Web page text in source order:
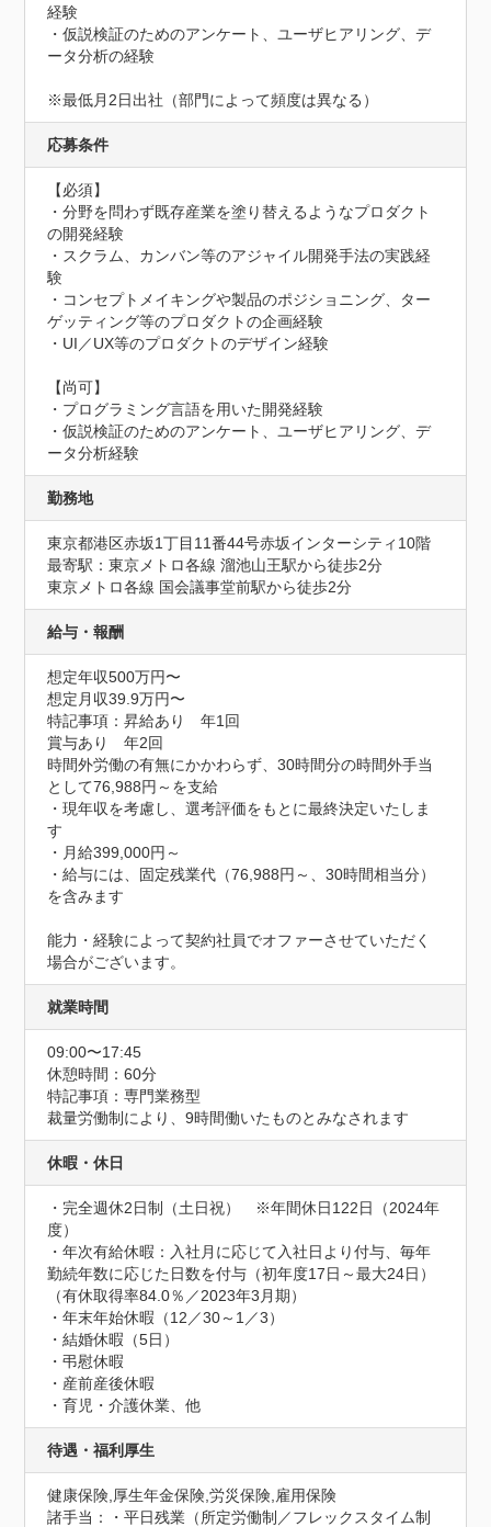
経験
・仮説検証のためのアンケート、ユーザヒアリング、デ
ータ分析の経験
※最低月2日出社（部門によって頻度は異なる）
応募条件
【必須】
・分野を問わず既存産業を塗り替えるようなプロダクト
の開発経験
・スクラム、カンバン等のアジャイル開発手法の実践経
験
・コンセプトメイキングや製品のポジショニング、ター
ゲッティング等のプロダクトの企画経験
・UI／UX等のプロダクトのデザイン経験
【尚可】
・プログラミング言語を用いた開発経験
・仮説検証のためのアンケート、ユーザヒアリング、デ
ータ分析経験
勤務地
東京都港区赤坂1丁目11番44号赤坂インターシティ10階
最寄駅：東京メトロ各線 溜池山王駅から徒歩2分
東京メトロ各線 国会議事堂前駅から徒歩2分
給与・報酬
想定年収500万円〜
想定月収39.9万円〜
特記事項：昇給あり　年1回
賞与あり　年2回
時間外労働の有無にかかわらず、30時間分の時間外手当
として76,988円～を支給
・現年収を考慮し、選考評価をもとに最終決定いたしま
す
・月給399,000円～
・給与には、固定残業代（76,988円～、30時間相当分）
を含みます
能力・経験によって契約社員でオファーさせていただく
場合がございます。
就業時間
09:00〜17:45
休憩時間：60分
特記事項：専門業務型
裁量労働制により、9時間働いたものとみなされます
休暇・休日
・完全週休2日制（土日祝）　※年間休日122日（2024年
度）
・年次有給休暇：入社月に応じて入社日より付与、毎年
勤続年数に応じた日数を付与（初年度17日～最大24日）
（有休取得率84.0％／2023年3月期）
・年末年始休暇（12／30～1／3）
・結婚休暇（5日）
・弔慰休暇
・産前産後休暇
・育児・介護休業、他
待遇・福利厚生
健康保険,厚生年金保険,労災保険,雇用保険
諸手当：・平日残業（所定労働制／フレックスタイム制